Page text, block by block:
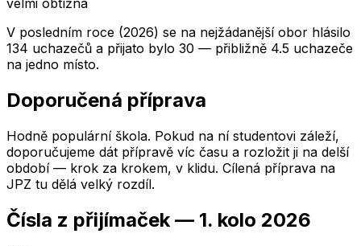
V posledním roce (2026) se na nejžádanější obor hlásilo
134 uchazečů a přijato bylo 30 — přibližně 4.5 uchazeče
na jedno místo.
Doporučená příprava
Hodně populární škola. Pokud na ní studentovi záleží,
doporučujeme dát přípravě víc času a rozložit ji na delší
období — krok za krokem, v klidu. Cílená příprava na
JPZ tu dělá velký rozdíl.
Čísla z přijímaček — 1. kolo 2026